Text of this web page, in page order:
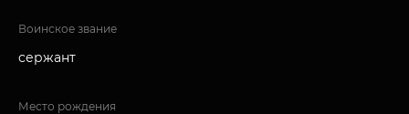
Воинское звание
сержант
Место рождения